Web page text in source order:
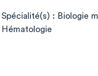
Spécialité(s) : Biologie
Hématologie